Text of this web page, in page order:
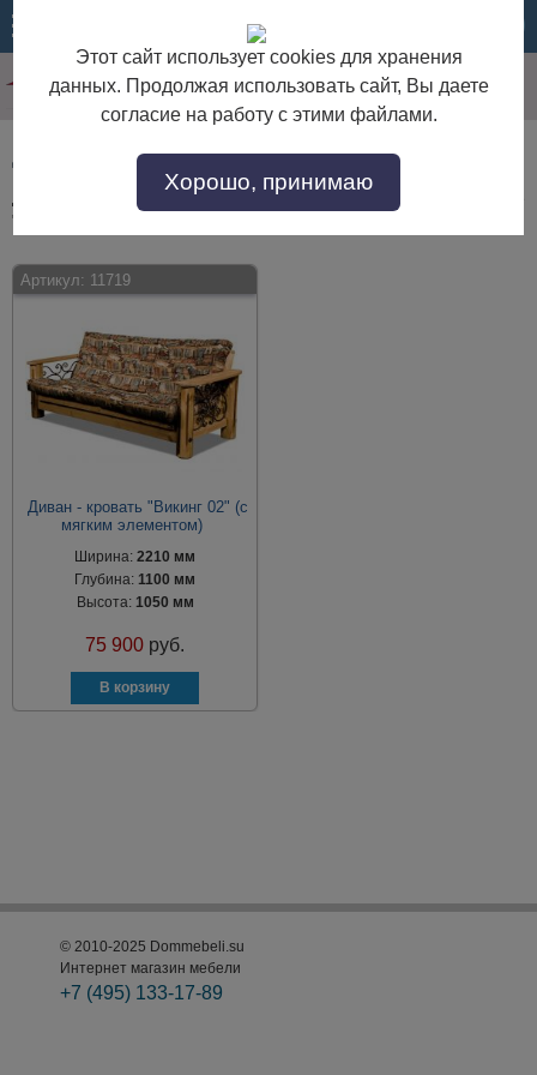
Диваны в стиле Кантри
Диваны в стиле Кантри по выгодной цене. Покупайте в интернет-магазине
"Дом Мебели" с доставкой по Москве и области.
Артикул: 11719
Диван - кровать "Викинг 02" (с
мягким элементом)
Ширина:2210 мм
Глубина:1100 мм
Высота: 1050 мм
75 900 руб.
© 2010-2025 Dommebeli.su
Интернет магазин мебели
+7 (495) 133-17-89
Этот сайт использует cookies для хранения
данных. Продолжая использовать сайт, Вы даете
согласие на работу с этими файлами.
Хорошо, принимаю